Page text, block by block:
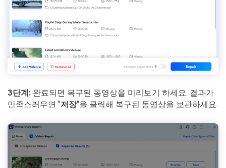
3단계: 완료되면 복구된 동영상을 미리보기 하세요. 결과가
만족스러우면 "저장"을 클릭해 복구된 동영상을 보관하세요.